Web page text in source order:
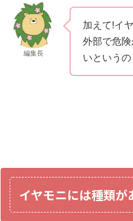
編集長
加えて!イ
外部で危
いという
イヤモニには種類が